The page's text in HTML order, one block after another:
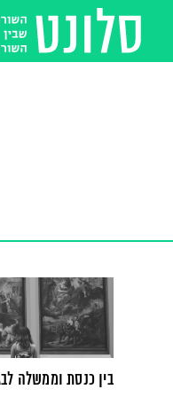
בין כנסת וממשלה